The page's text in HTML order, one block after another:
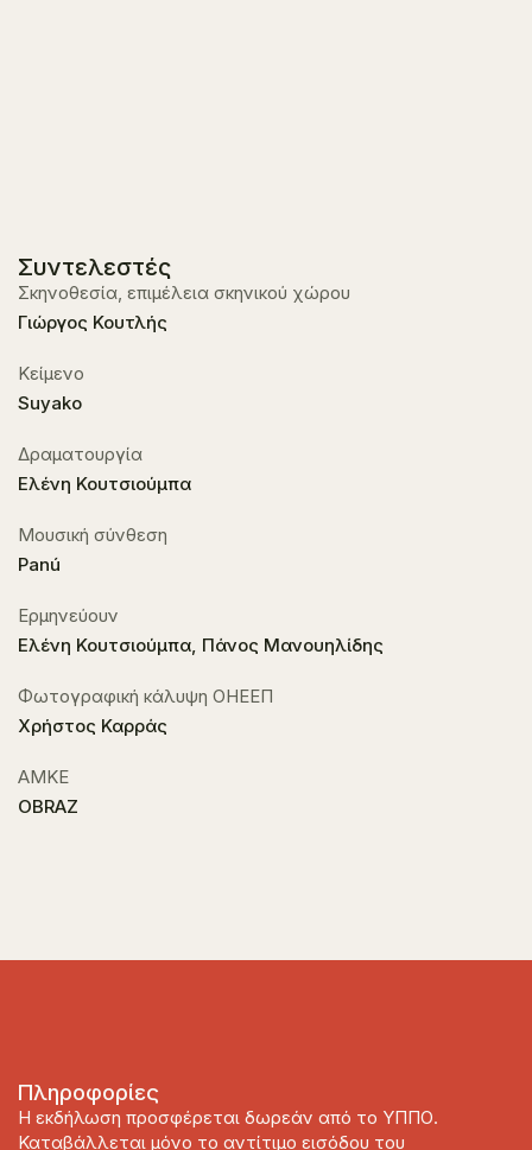
Συντελεστές
Σκηνοθεσία, επιμέλεια σκηνικού χώρου
Γιώργος Κουτλής
Κείμενο
Suyako
Δραματουργία
Ελένη Κουτσιούμπα
Μουσική σύνθεση
Panú
Ερμηνεύουν
Ελένη Κουτσιούμπα, Πάνος Μανουηλίδης
Φωτογραφική κάλυψη ΟΗΕΕΠ
Χρήστος Καρράς
ΑΜΚΕ
OBRAZ
Πληροφορίες
Η εκδήλωση προσφέρεται δωρεάν από το ΥΠΠΟ.
Καταβάλλεται μόνο το αντίτιμο εισόδου του